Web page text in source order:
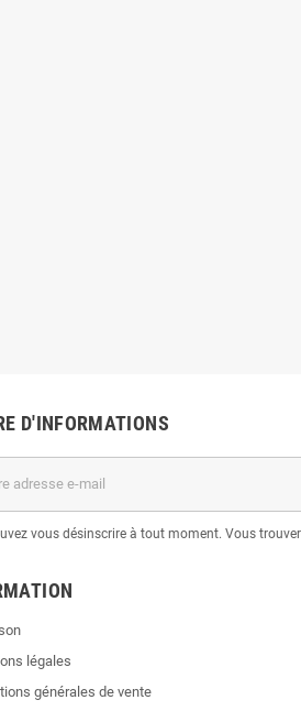
D'INFORMATIONS
vous désinscrire à tout moment. Vous
légales
générales de vente